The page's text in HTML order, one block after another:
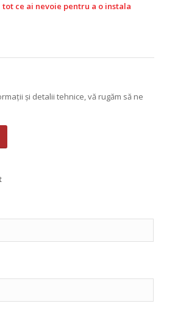
ce ai nevoie pentru a o instala
și detalii tehnice, vă rugăm să ne